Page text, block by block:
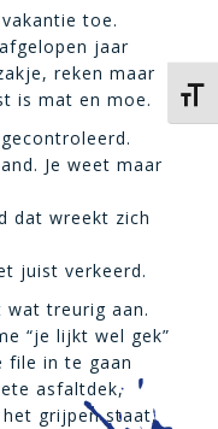
toe.
jaar
reken maar
is mat en moe.
Je weet maar
dat wreekt zich
juist verkeerd.
treurig aan.
“je lijkt wel gek”
file in te gaan
asfaltdek,
grijpen staat,